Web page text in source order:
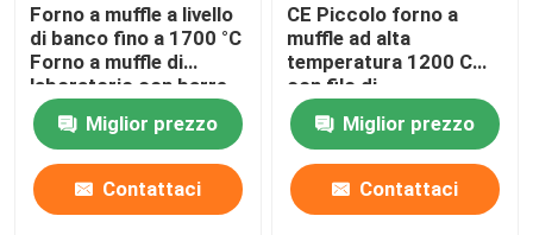
Forno a muffle a livello
di banco fino a 1700 °C
Forno a muffle di
laboratorio con barre
MoSi2
Miglior prezzo
Contattaci
CE Piccolo forno a
muffle ad alta
temperatura 1200 C
con filo di
riscaldamento
incorporatoMiglior prezzo
Contattaci